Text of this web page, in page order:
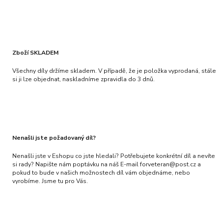
Zboží SKLADEM
Všechny díly držíme skladem. V případě, že je položka vyprodaná, stále
si ji lze objednat, naskladníme zpravidla do 3 dnů.
Nenašli jste požadovaný díl?
Nenašli jste v Eshopu co jste hledali? Potřebujete konkrétní díl a nevíte
si rady? Napište nám poptávku na náš E-mail forveteran@post.cz a
pokud to bude v našich možnostech díl vám objednáme, nebo
vyrobíme. Jsme tu pro Vás.